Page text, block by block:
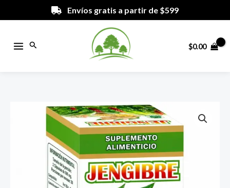
al
Envíos gratis a partir de $599
Buscar $0.00
JENGIBRE.